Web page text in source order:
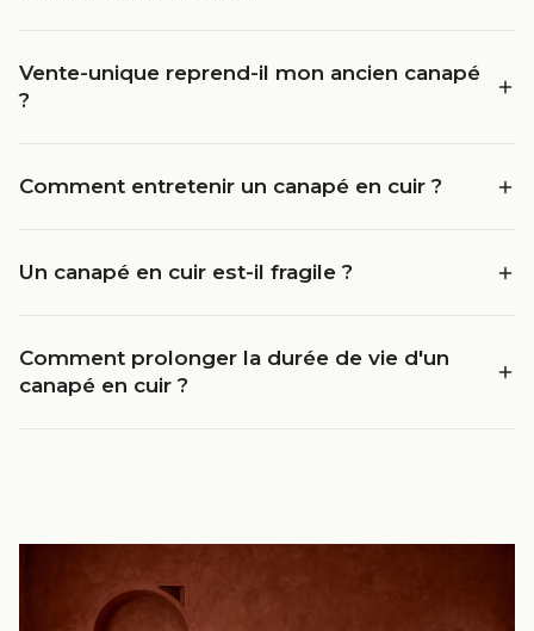
Vente-unique reprend-il mon ancien canapé
?
Comment entretenir un canapé en cuir ?
Un canapé en cuir est-il fragile ?
Comment prolonger la durée de vie d'un
canapé en cuir ?